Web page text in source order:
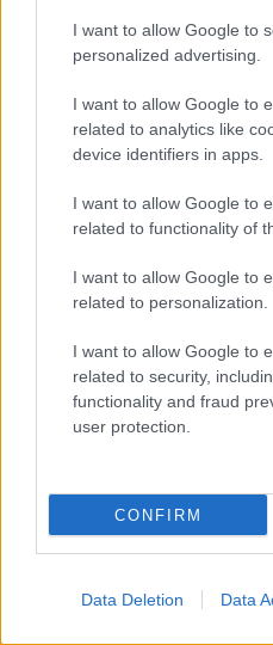
I want to allow Google to
personalized advertising.
I want to allow Google to
related to analytics like
device identifiers in apps.
I want to allow Google to
related to functionality of
I want to allow Google to
related to personalization.
I want to allow Google to
related to security,
functionality and fraud
user protection.
CONFIRM
Data Deletion Data
Iran-USA, scoppia il caso
nuovo metodo del
perdite
NORD-AMERICA
"Scorte al limite": il
nel conflitto iraniano
ASIA
Yemen, blocco Bab el-
ASIA
fermato l'attacco
NORD-AMERICA
Guerra all'Iran, scorte
ASIA
Canale diplomatico resta
ministri di Iran e Arabia
NORD-AMERICA